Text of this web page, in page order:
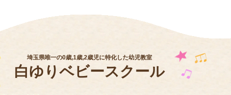
埼玉県唯一の0歳,1歳,2歳児に特化した幼児教室
白ゆりベビースクール